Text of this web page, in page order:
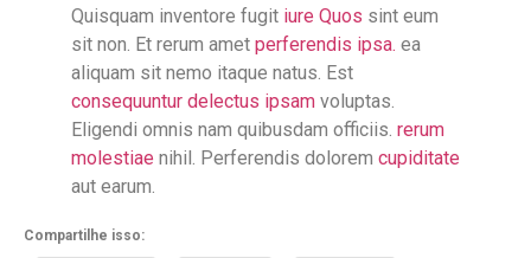
Quisquam inventore fugit iure Quos sint eum
sit non. Et rerum amet perferendis ipsa. ea
aliquam sit nemo itaque natus. Est
consequuntur delectus ipsam voluptas.
Eligendi omnis nam quibusdam officiis. rerum
molestiae nihil. Perferendis dolorem cupiditate
aut earum.
Compartilhe isso: